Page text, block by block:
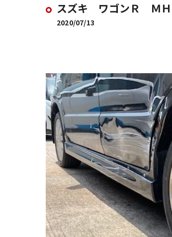
スズキ ワゴンＲ Ｍ
2020/07/13